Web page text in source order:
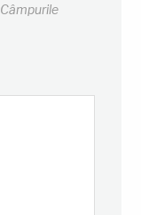
Câmpurile